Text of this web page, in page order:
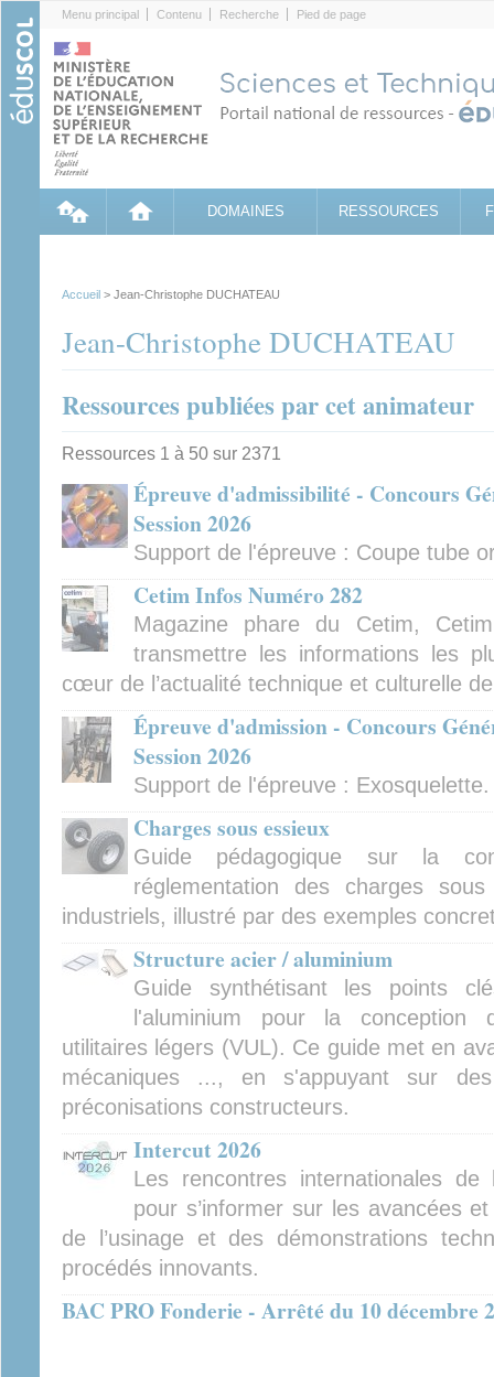
Menu principal Contenu Recherche Pied de page
DOMAINES RESSOURCES
Accueil > Jean-Christophe DUCHATEAU
Jean-Christophe DUCHATEAU
Ressources publiées par cet animateur
Ressources 1 à 50 sur 2371
Épreuve d'admissibilité - Concours
Session 2026
Support de l'épreuve : Coupe tube
Cetim Infos Numéro 282
Magazine phare du Cetim,
transmettre les informations les
cœur de l’actualité technique et culturelle
Épreuve d'admission - Concours
Session 2026
Support de l'épreuve : Exosquelette.
Charges sous essieux
Guide pédagogique sur la
réglementation des charges
industriels, illustré par des exemples
Structure acier / aluminium
Guide synthétisant les points
l'aluminium pour la conception
utilitaires légers (VUL). Ce guide met en
mécaniques ..., en s'appuyant sur
préconisations constructeurs.
Intercut 2026
Les rencontres internationales
pour s’informer sur les avancées
de l’usinage et des démonstrations
procédés innovants.
BAC PRO Fonderie - Arrêté du 10 décembre